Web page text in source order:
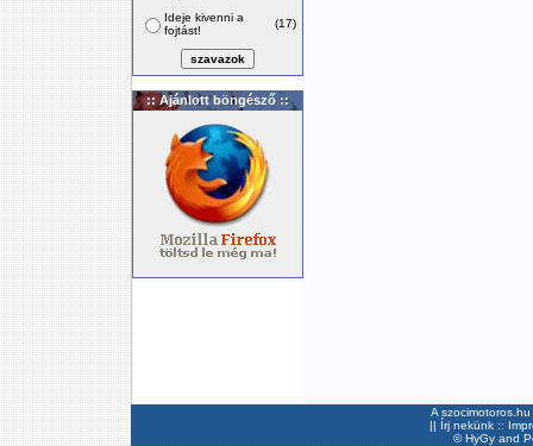
Ideje kivenni a
fojtást!
(17)
:: Ajánlott böngésző ::
A
|| Írj nekünk ::
©HyGyand